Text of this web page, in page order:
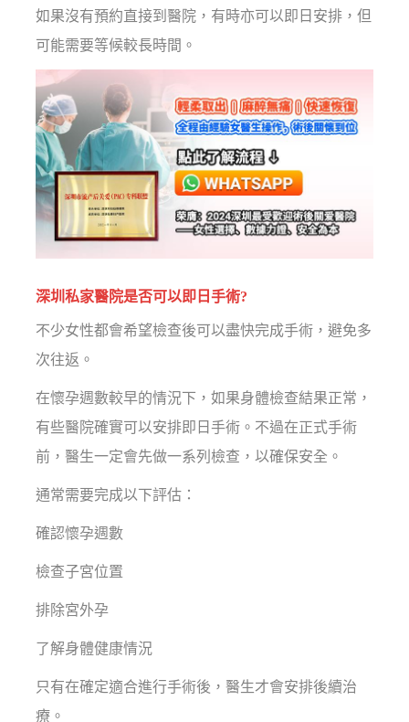
如果沒有預約直接到醫院，有時亦可以即日安排，但
可能需要等候較長時間。
深圳私家醫院是否可以即日手術?
不少女性都會希望檢查後可以盡快完成手術，避免多
次往返。
在懷孕週數較早的情況下，如果身體檢查結果正常，
有些醫院確實可以安排即日手術。不過在正式手術
前，醫生一定會先做一系列檢查，以確保安全。
通常需要完成以下評估：
確認懷孕週數
檢查子宮位置
排除宮外孕
了解身體健康情況
只有在確定適合進行手術後，醫生才會安排後續治
療。